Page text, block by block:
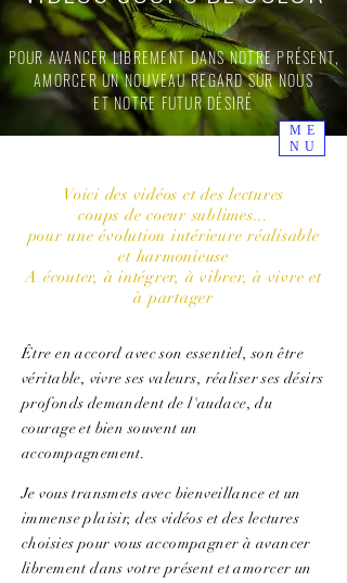
ME
NU
MARIE ANDRIEUTAROT, ORACLE ET BIEN PLUS...
Pour un supplément d'Âme partagé
Déposez
votre avis
ici
POUR AVANCER LIBREMENT DANS NOTRE PRÉSENT,
AMORCER UN NOUVEAU REGARD SUR NOUS
ET NOTRE FUTUR DÉSIRÉ
Voici des vidéos et des lectures
coups de coeur sublimes...
pour une évolution intérieure réalisable
et harmonieuse
A écouter, à intégrer, à vibrer, à vivre et
à partager
Être en accord avec son essentiel, son être
véritable, vivre ses valeurs, réaliser ses désirs
profonds demandent de l'audace, du
courage et bien souvent un
accompagnement.
Je vous transmets avec bienveillance et un
immense plaisir, des vidéos et des lectures
choisies pour vous accompagner à avancer
librement dans votre présent et amorcer un